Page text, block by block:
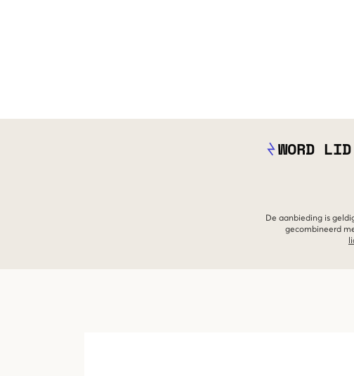
WORD
De aanbieding is
gecombineerd